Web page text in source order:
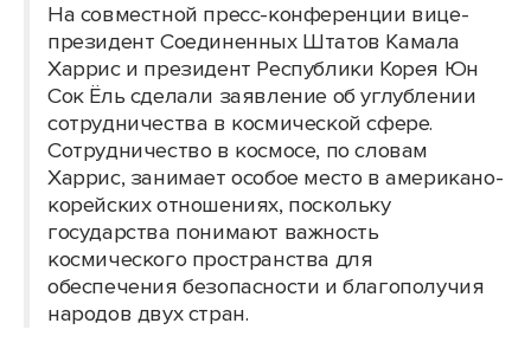
На совместной пресс-конференции вице-
президент Соединенных Штатов Камала
Харрис и президент Республики Корея Юн
Сок Ёль сделали заявление об углублении
сотрудничества в космической сфере.
Сотрудничество в космосе, по словам
Харрис, занимает особое место в американо-
корейских отношениях, поскольку
государства понимают важность
космического пространства для
обеспечения безопасности и благополучия
народов двух стран.